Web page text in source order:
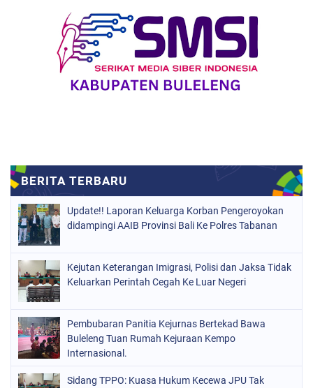
Update!! Laporan Keluarga Korban Pengeroyokan
didampingi AAIB Provinsi Bali Ke Polres Tabanan
Kejutan Keterangan Imigrasi, Polisi dan Jaksa Tidak
Keluarkan Perintah Cegah Ke Luar Negeri
Pembubaran Panitia Kejurnas Bertekad Bawa
Buleleng Tuan Rumah Kejuraan Kempo
Internasional.
Sidang TPPO: Kuasa Hukum Kecewa JPU Tak